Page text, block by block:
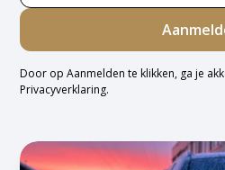
Door op Aanmelden te klikken, ga je
Privacyverklaring.